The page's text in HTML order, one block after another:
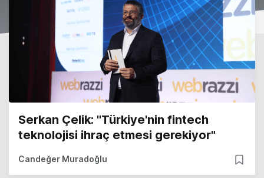
Serkan Çelik: "Türkiye'nin fintech
teknolojisi ihraç etmesi gerekiyor"
Candeğer Muradoğlu